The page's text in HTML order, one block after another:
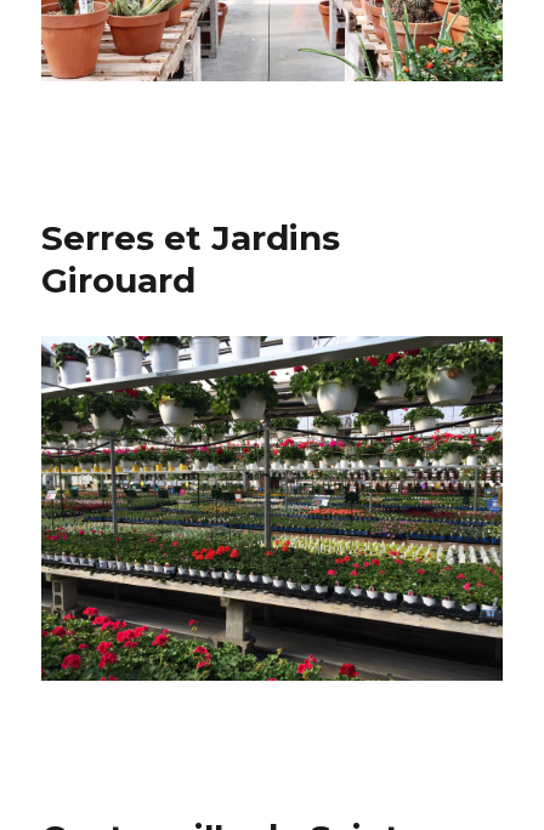
Serres et Jardins
Girouard